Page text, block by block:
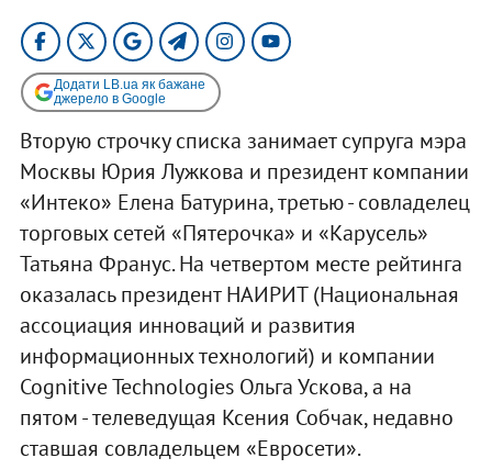
Додати LB.ua як бажане
джерело в Google
Вторую строчку списка занимает супруга мэра
Москвы Юрия Лужкова и президент компании
«Интеко» Елена Батурина, третью - совладелец
торговых сетей «Пятерочка» и «Карусель»
Татьяна Франус. На четвертом месте рейтинга
оказалась президент НАИРИТ (Национальная
ассоциация инноваций и развития
информационных технологий) и компании
Cognitive Technologies Ольга Ускова, а на
пятом - телеведущая Ксения Собчак, недавно
ставшая совладельцем «Евросети».